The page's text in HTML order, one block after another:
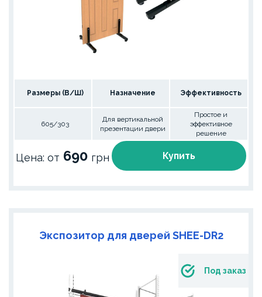
Размеры (В/Ш) Назначение Эффективность
605/303
Для вертикальной
презентации двери
Простое и
эффективное
решение
Цена: от 690 грн Купить
Экспозитор для дверей SHEE-DR2
Под заказ